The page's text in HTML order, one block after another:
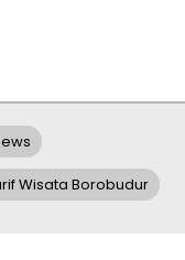
Wisata Borobudur